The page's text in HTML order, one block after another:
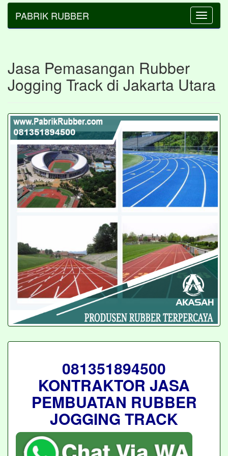
Toggle
PABRIK RUBBER
Jasa Pemasangan Rubber
Jogging Track di Jakarta Utara
081351894500
KONTRAKTOR JASA
PEMBUATAN RUBBER
JOGGING TRACK